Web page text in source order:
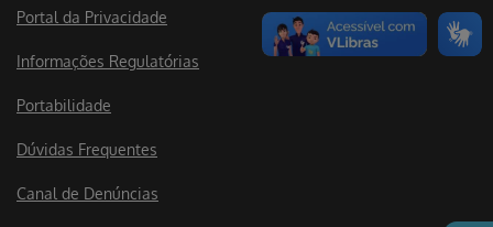
Portal da Privacidade
Informações Regulatórias
Portabilidade
Dúvidas Frequentes
Canal de Denúncias